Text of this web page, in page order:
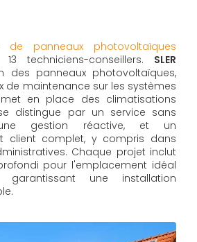
de panneaux photovoltaïques
techniciens-conseillers. SLER
des panneaux photovoltaïques,
de maintenance sur les systèmes
en place des climatisations
distingue par un service sans
une gestion réactive, et un
client complet, y compris dans
Chaque projet inclut
pour l'emplacement idéal
garantissant une installation